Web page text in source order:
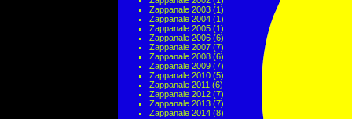
Zappanale 2003 (1)
Zappanale 2004 (1)
Zappanale 2005 (1)
Zappanale 2006 (6)
Zappanale 2007 (7)
Zappanale 2008 (6)
Zappanale 2009 (7)
Zappanale 2010 (5)
Zappanale 2011 (6)
Zappanale 2012 (7)
Zappanale 2013 (7)
Zappanale 2014 (8)